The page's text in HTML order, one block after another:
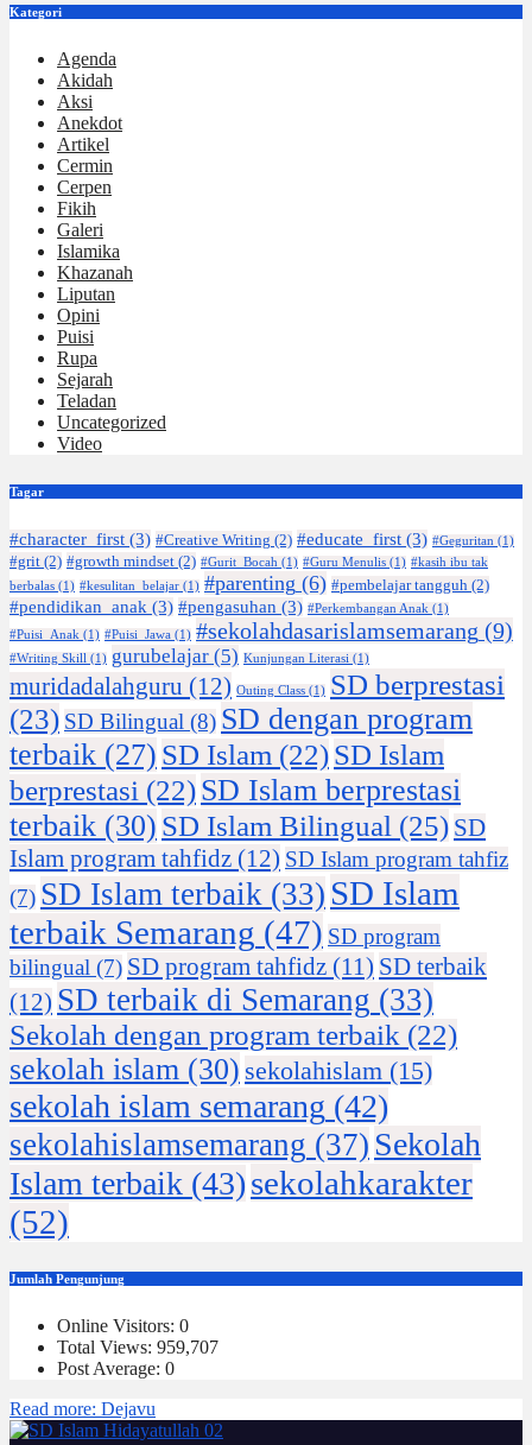
Kategori
Agenda
Akidah
Aksi
Anekdot
Artikel
Cermin
Cerpen
Fikih
Galeri
Islamika
Khazanah
Liputan
Opini
Puisi
Rupa
Sejarah
Teladan
Uncategorized
Video
Tagar
#character_first (3) #Creative Writing (2) #educate_first (3) #Geguritan (1)
#grit (2) #growth mindset (2) #Gurit_Bocah (1) #Guru Menulis (1) #kasih ibu tak
berbalas (1) #kesulitan_belajar (1) #parenting (6) #pembelajar tangguh (2)
#pendidikan_anak (3) #pengasuhan (3) #Perkembangan Anak (1)
#Puisi_Anak (1) #Puisi_Jawa (1) #sekolahdasarislamsemarang (9)
#Writing Skill (1) gurubelajar (5) Kunjungan Literasi (1)
muridadalahguru (12) Outing Class (1) SD berprestasi
(23) SD Bilingual (8) SD dengan program
terbaik (27) SD Islam (22)SD Islam
berprestasi (22)SD Islam berprestasi
terbaik (30) SD Islam Bilingual (25) SD
Islam program tahfidz (12) SD Islam program tahfiz
(7) SD Islam terbaik (33) SD Islam
terbaik Semarang (47) SD program
bilingual (7) SD program tahfidz (11) SD terbaik
(12) SD terbaik di Semarang (33)
Sekolah dengan program terbaik (22)
sekolah islam (30) sekolahislam (15)
sekolah islam semarang (42)
sekolahislamsemarang (37) Sekolah
Islam terbaik (43)sekolahkarakter
(52)
Jumlah Pengunjung
Online Visitors: 0
Total Views: 959,707
Post Average: 0
Read more: Dejavu